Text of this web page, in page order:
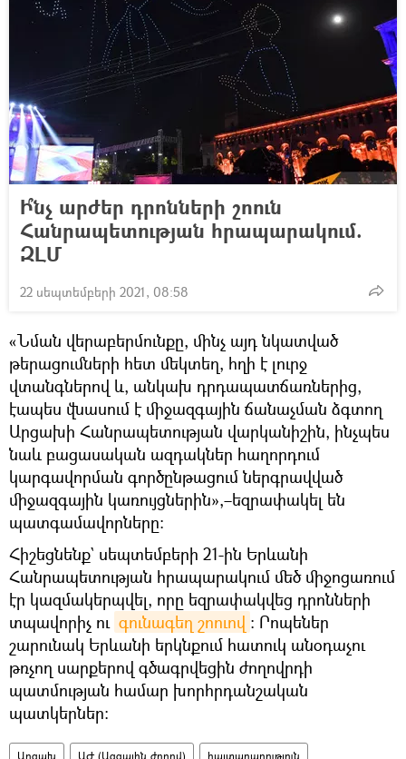
Ի՞նչ արժեր դրոնների շոուն
Հանրապետության հրապարակում.
ԶԼՄ
22 սեպտեմբերի 2021, 08:58
«Նման վերաբերմունքը, մինչ այդ նկատված
թերացումների հետ մեկտեղ, հղի է լուրջ
վտանգներով և, անկախ դրդապատճառներից,
էապես վնասում է միջազգային ճանաչման ձգտող
Արցախի Հանրապետության վարկանիշին, ինչպես
նաև բացասական ազդակներ հաղորդում
կարգավորման գործընթացում ներգրավված
միջազգային կառույցներին»,–եզրափակել են
պատգամավորները:
Հիշեցնենք` սեպտեմբերի 21-ին Երևանի
Հանրապետության հրապարակում մեծ միջոցառում
էր կազմակերպվել, որը եզրափակվեց դրոնների
տպավորիչ ու գունագեղ շոուով ։ Րոպեներ
շարունակ Երևանի երկնքում հատուկ անօդաչու
թռչող սարքերով գծագրվեցին ժողովրդի
պատմության համար խորհրդանշական
պատկերներ։
Արցախ ԱԺ (Ազգային ժողով) հայտարարություն